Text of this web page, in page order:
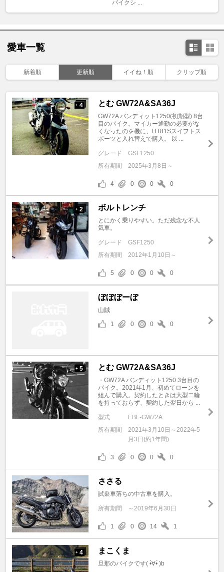
バイクシ ...
愛車一覧
新着順 更新順 イイね！順 クリップ順
+ 4 とむ GW72A&SA36J
GW72A バンディット1250(初期型) 8台
目のバイク。マイカー通勤の必要がな
くなったのを機に、HT81Sスイフトス
ポーツと入れ替えで購入。 以 ...
グレード
GSF1250
所有期間
2025年3月8日～
4 0 0 0
+ 2 ボルトレンチ
とにかく乗りやすい。ただ残念な不人
気車。
グレード
GSF1250
所有期間
2012年1月10日～
5 0 0 0
ぼぼぼーぼ
山賊
1
0 0 0
+ 5 とむ GW72A&SA36J
・GW72A バンディット1250 3台目の
バイク。2021年1月、初めてローンを
組んで購入。契約したときは大型二輪
を持っておらず、契約した翌日から ...
型式
EBL-GW72A
所有期間
2021年3月10日～2022年5
月3日(約1年間)
3 0 0 0
ささる
試乗車落ちの中古車を購入。
所有期間 ～2019年6月30日
1 0 14 1
+ 4 まこくま
旦那のバイクです( •̀∀•́ )b